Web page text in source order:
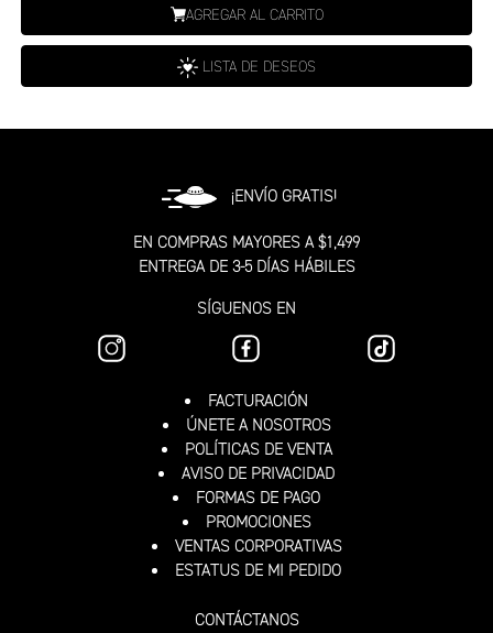
AGREGAR AL CARRITO
LISTA DE DESEOS
¡ENVÍO GRATIS!
EN COMPRAS MAYORES A $1,499
ENTREGA DE 3-5 DÍAS HÁBILES
SÍGUENOS EN
FACTURACIÓN
ÚNETE A NOSOTROS
POLÍTICAS DE VENTA
AVISO DE PRIVACIDAD
FORMAS DE PAGO
PROMOCIONES
VENTAS CORPORATIVAS
ESTATUS DE MI PEDIDO
CONTÁCTANOS